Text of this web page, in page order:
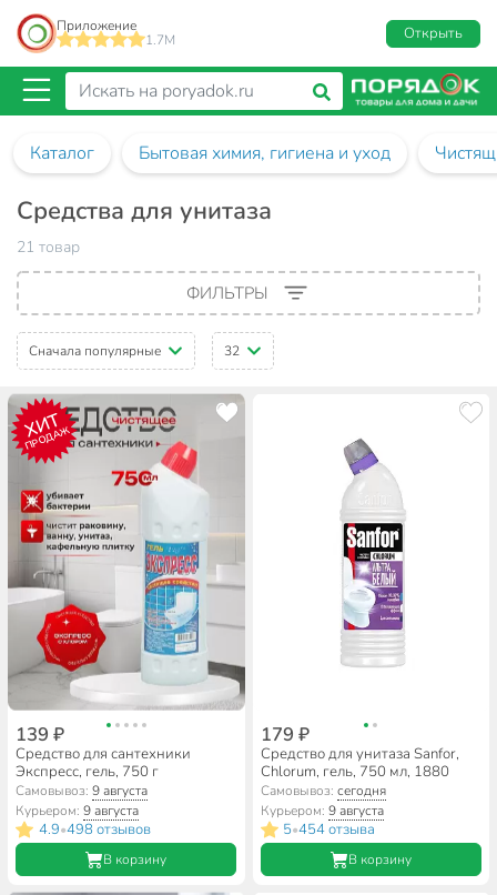
Приложение
1.7M
Открыть
Каталог Бытовая химия, гигиена и уход
Средства для унитаза
21 товар
ФИЛЬТРЫ
Сначала популярные 32
ХИТ
ПРОДАЖ
139 ₽
Средство для сантехники
Экспресс, гель, 750 г
Самовывоз:9 августа
Курьером:9 августа
4.9•498 отзывов
В корзину
179 ₽
Средство для унитаза Sanfor,
Chlorum, гель, 750 мл, 1880
Самовывоз: сегодня
Курьером: 9 августа
5•454 отзыва
В корзину